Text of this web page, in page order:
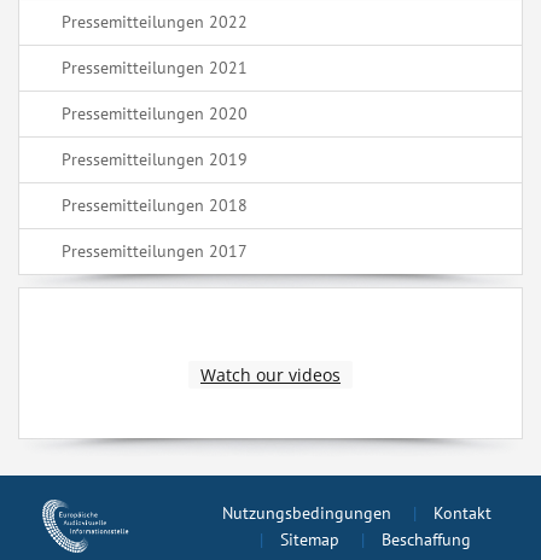
Pressemitteilungen 2022
Pressemitteilungen 2021
Pressemitteilungen 2020
Pressemitteilungen 2019
Pressemitteilungen 2018
Pressemitteilungen 2017
Watch our videos
Nutzungsbedingungen
Kontakt
Sitemap
Beschaffung